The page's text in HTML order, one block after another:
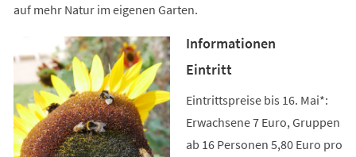
auf mehr Natur im eigenen Garten.
Informationen
Eintritt
Eintrittspreise bis 16. Mai*:
Erwachsene 7 Euro, Gruppen
ab 16 Personen 5,80 Euro pro